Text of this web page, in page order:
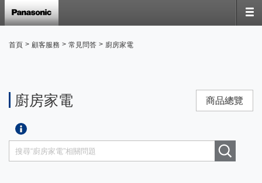
首頁 > 顧客服務 > 常見問答 > 廚房家電
廚房家電 商品總覽